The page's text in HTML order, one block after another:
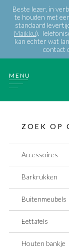
Beste lezer, in
te houden met
standaard
Maikku).
kan echter wat
contact
MENU
ZOEK OP
Accessoires
Barkrukken
Buitenmeubels
Eettafels
Houten bankje